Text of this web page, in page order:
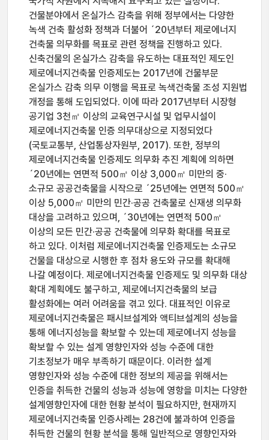
건물분야에서 온실가스 감축을 위해 정부에서는 다양한
녹색 건축 활성화 정책과 더불어 ´20년부터 제로에너지
건축물 의무화를 목표로 관련 정책을 진행하고 있다.
신축건물의 온실가스 감축을 유도하는 대표적인 제도인
제로에너지건축물 인증제도는 2017년에 건물부문
온실가스 감축 의무 이행을 목표로 녹색건축물 조성 지원법
개정을 통해 도입되었다. 이에 따라 2017년부터 시장형
공기업 3천㎡ 이상의 교육연구시설 및 업무시설이
제로에너지건축물 인증 의무대상으로 지정되었다
(국토교통부, 산업통상자원부, 2017). 또한, 정부의
제로에너지건축물 인증제도 의무화 추진 계획에 의하면
´20년에는 연면적 500㎡ 이상 3,000㎡ 미만의 중·
소규모 공공건축물을 시작으로 ´25년에는 연면적 500㎡
이상 5,000㎡ 미만의 민간·공공 건축물로 신재생 의무화
대상을 고려하고 있으며, ´30년에는 연면적 500㎡
이상의 모든 민간·공공 건축물에 의무화 확대를 목표로
하고 있다. 이처럼 제로에너지건축물 인증제도는 소규모
건물을 대상으로 시행한 후 점차 용도와 규모를 확대해
나갈 예정이다. 제로에너지건축물 인증제도 및 의무화 대상
확대 계획에도 불구하고, 제로에너지건축물의 보급
활성화에는 여러 어려움을 겪고 있다. 대표적인 이유로
제로에너지건축물은 패시브설계와 액티브설계의 성능을
통해 에너지성능을 확보할 수 있는데 제로에너지 성능을
확보할 수 있는 설계 영향인자와 성능 수준에 대한
기초정보가 매우 부족하기 때문이다. 이러한 설계
영향인자와 성능 수준에 대한 정보의 제공을 위해서는
인증을 취득한 건물의 성능과 성능에 영항을 미치는 다양한
설계영향인자에 대한 현황 분석이 필요하지만, 현재까지
제로에너지건축물 인증사례는 28건에 불과하여 인증을
취득한 건물의 현황 분석을 통해 일반적으로 영향인자와